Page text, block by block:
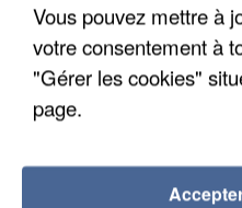
Vous pouvez mettre à
votre consentement à
"Gérer les cookies"
page.